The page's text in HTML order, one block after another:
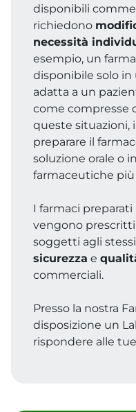
disponibili
richiedono
necessità
esempio, un
disponibile solo in
adatta a un
come compresse
queste situazioni,
preparare il
soluzione orale o
farmaceutiche
I farmaci
vengono
soggetti agli stessi
sicurezza e
commerciali.
Presso la nostra
disposizione un
rispondere alle